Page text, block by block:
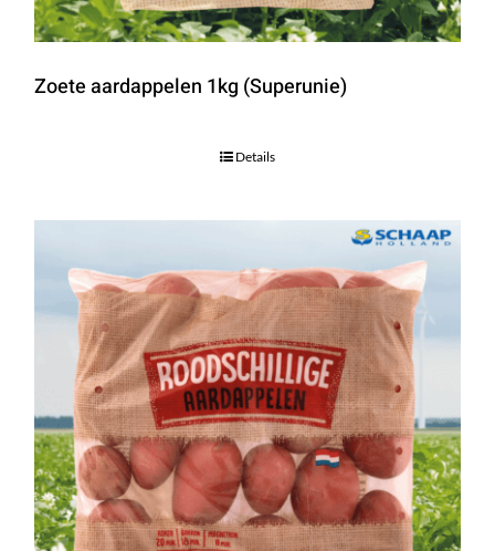
Zoete aardappelen 1kg (Superunie)
Details